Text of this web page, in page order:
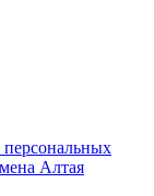
Алтая